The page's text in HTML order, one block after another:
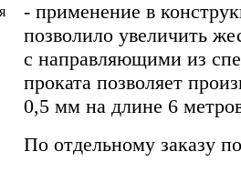
- применение в
позволило увеличить
с направляющими из
проката позволяет
0,5 мм на длине 6
По отдельному заказу